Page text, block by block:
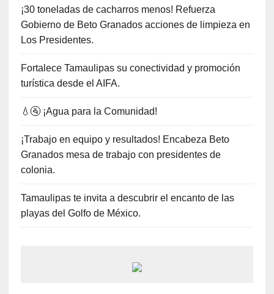
¡30 toneladas de cacharros menos! Refuerza
Gobierno de Beto Granados acciones de limpieza en
Los Presidentes.
Fortalece Tamaulipas su conectividad y promoción
turística desde el AIFA.
💧🚰 ¡Agua para la Comunidad!
¡Trabajo en equipo y resultados! Encabeza Beto
Granados mesa de trabajo con presidentes de
colonia.
Tamaulipas te invita a descubrir el encanto de las
playas del Golfo de México.